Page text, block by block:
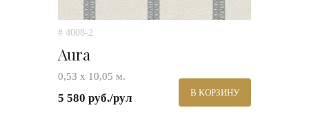
# 4008-2
Aura
0,53 х 10,05 м.
5 580 руб./рул В КОРЗИНУ